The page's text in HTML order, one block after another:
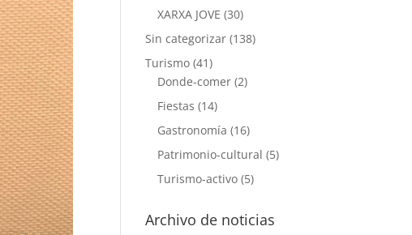
XARXA JOVE (30)
Sin categorizar (138)
Turismo (41)
Donde-comer (2)
Fiestas (14)
Gastronomía (16)
Patrimonio-cultural (5)
Turismo-activo (5)
Archivo de noticias